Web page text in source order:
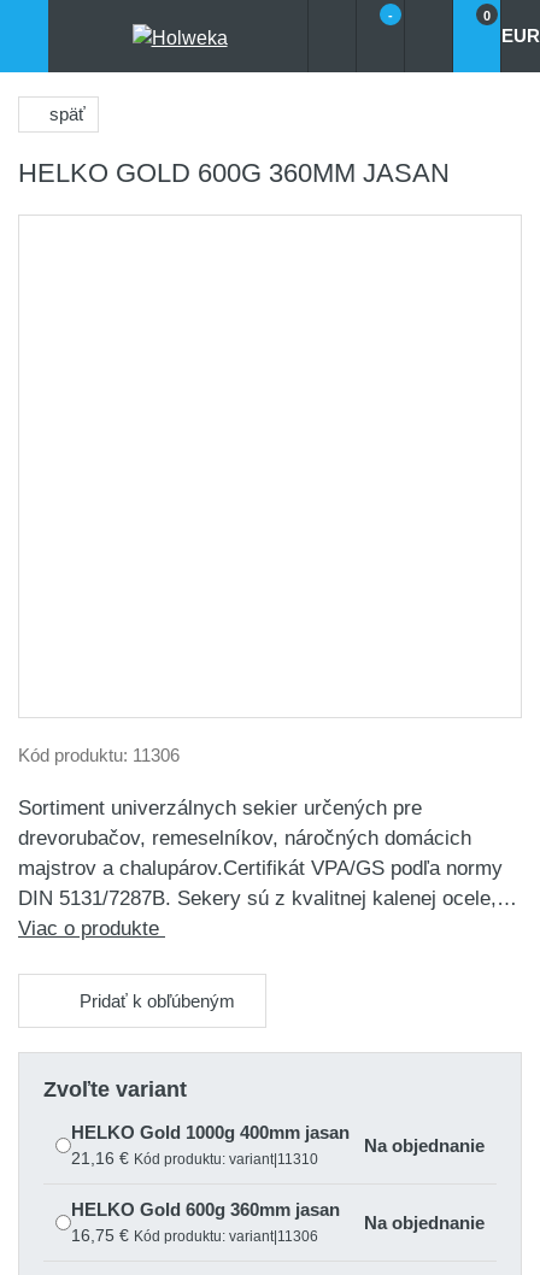
- 0
EUR
späť
HELKO GOLD 600G 360MM JASAN
Kód produktu: 11306
Sortiment univerzálnych sekier určených pre
drevorubačov, remeselníkov, náročných domácich
majstrov a chalupárov.Certifikát VPA/GS podľa normy
DIN 5131/7287B. Sekery sú z kvalitnej kalenej ocele,…
Viac o produkte
Pridať k obľúbeným
Zvoľte variant
HELKO Gold 1000g 400mm jasan
21,16 € Kód produktu: variant|11310
Na objednanie
HELKO Gold 600g 360mm jasan
16,75 € Kód produktu: variant|11306
Na objednanie